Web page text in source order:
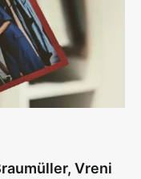
Vreni